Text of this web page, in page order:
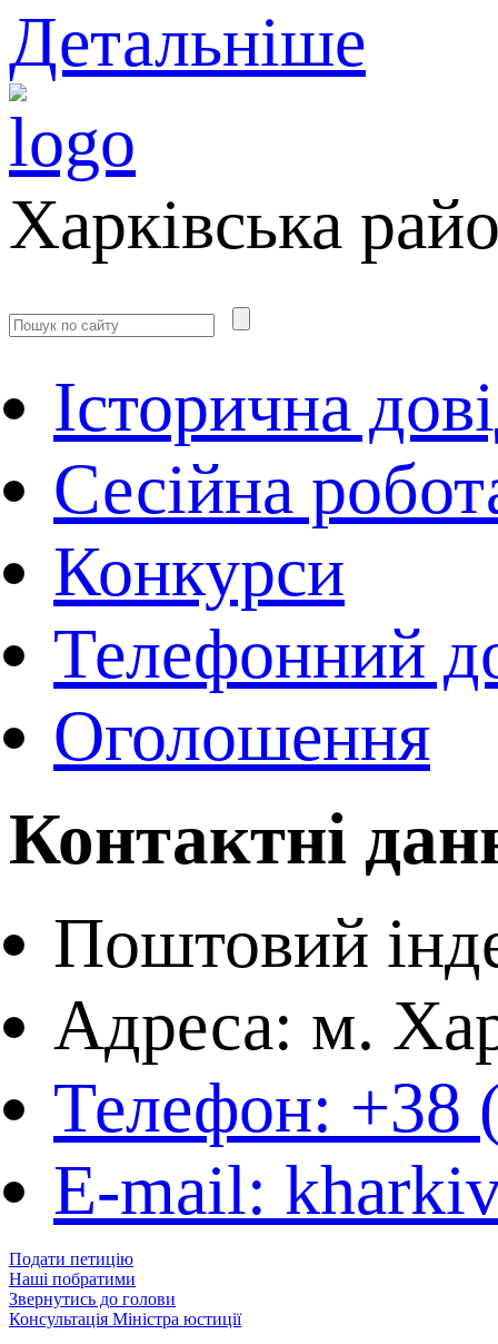
Детальніше
Харківська
Історична
Сесійна
Конкурси
Телефонний
Оголошення
Контактні
Поштовий
Адреса: м.
Телефон: +38
E-mail:
Подати петицію
Наші побратими
Звернутись до голови
Консультація Міністра юстиції